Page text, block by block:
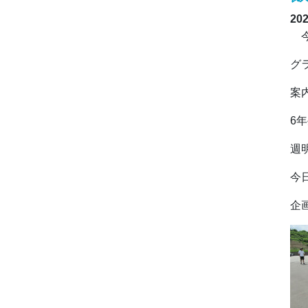
グ
案
6
週
今
企